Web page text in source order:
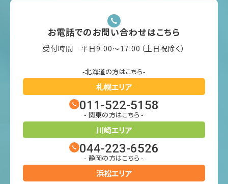
お電話でのお問い合わせはこちら
受付時間 平日9:00〜17:00（土日祝除く）
-北海道の方はこちら-
札幌エリア
011-522-5158
- 関東の方はこちら -
川崎エリア
044-223-6526
- 静岡の方はこちら -
浜松エリア